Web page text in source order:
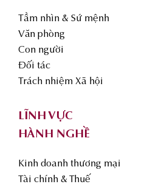
Tầm nhìn & Sứ mệnh
Văn phòng
Con người
Đối tác
Trách nhiệm Xã hội
LĨNH VỰC
HÀNH NGHỀ
Kinh doanh thương mại
Tài chính & Thuế